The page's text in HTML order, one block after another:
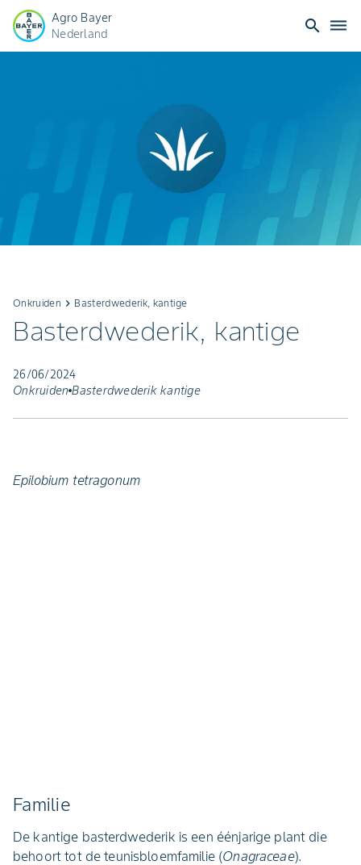
Agro Bayer
Nederland
search dehaze
Onkruiden keyboard_arrow_right Basterdwederik, kantige
Basterdwederik, kantige
26/06/2024
Onkruiden Basterdwederik kantige
Epilobium tetragonum
Familie
De kantige basterdwederik is een éénjarige plant die
behoort tot de teunisbloemfamilie (Onagraceae).